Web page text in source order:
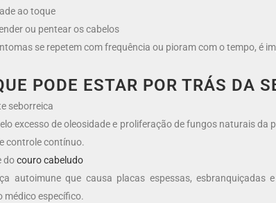
ao toque
ou pentear os cabelos
se repetem com frequência ou pioram com o tempo, é
PODE ESTAR POR TRÁS DA
seborreica
excesso de oleosidade e proliferação de fungos naturais da
controle contínuo.
docouro cabeludo
autoimune que causa placas espessas,
médico específico.